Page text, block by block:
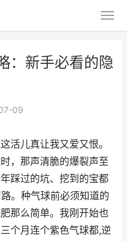
：新手必看的隐
09
活儿真让我又爱又恨。
，那声清脆的爆裂声至
踩过的坑、挖到的宝都
。种气球前必须知道的
那么简单。我刚开始也
个月连个紫色气球都,逆